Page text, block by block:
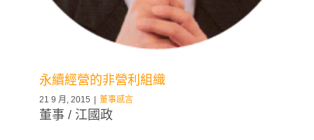
永續經營的非營利組織
21 9 月, 2015 | 董事感言
董事 / 江國政